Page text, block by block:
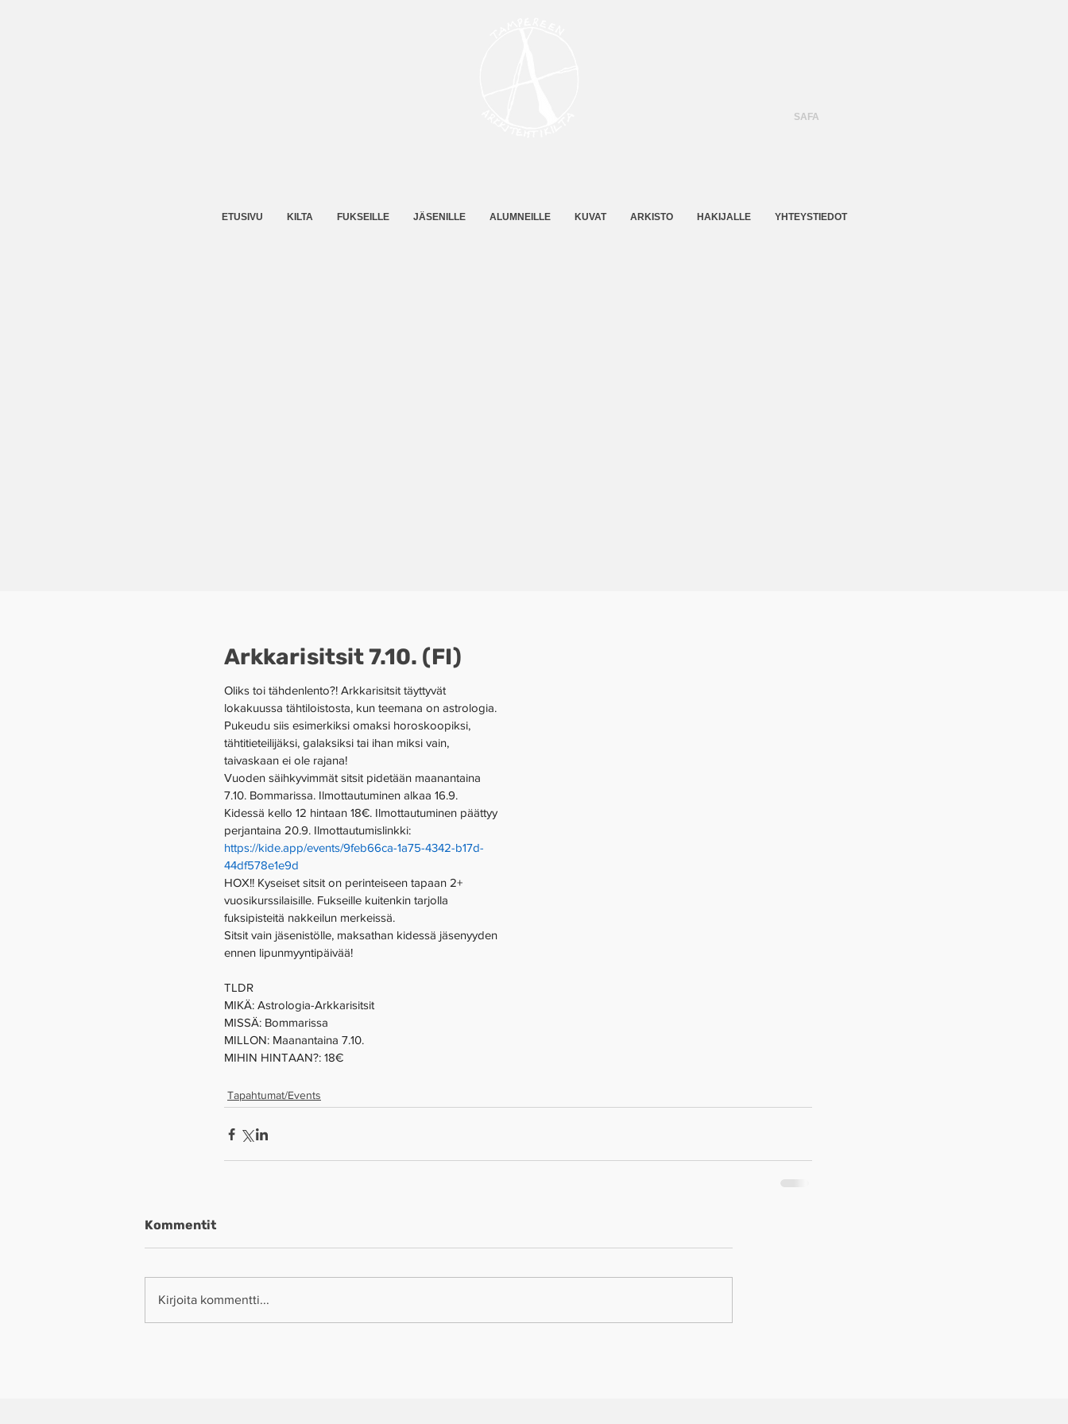
SAFA
Arkkarisitsit 7.10. (FI)
Oliks toi tähdenlento?! Arkkarisitsit täyttyvät
lokakuussa tähtiloistosta, kun teemana on astrologia.
Pukeudu siis esimerkiksi omaksi horoskoopiksi,
tähtitieteilijäksi, galaksiksi tai ihan miksi vain,
taivaskaan ei ole rajana!
Vuoden säihkyvimmät sitsit pidetään maanantaina
7.10. Bommarissa. Ilmottautuminen alkaa 16.9.
Kidessä kello 12 hintaan 18€. Ilmottautuminen päättyy
perjantaina 20.9. Ilmottautumislinkki:
https://kide.app/events/9feb66ca-1a75-4342-b17d-
44df578e1e9d
HOX!! Kyseiset sitsit on perinteiseen tapaan 2+
vuosikurssilaisille. Fukseille kuitenkin tarjolla
fuksipisteitä nakkeilun merkeissä.
Sitsit vain jäsenistölle, maksathan kidessä jäsenyyden
ennen lipunmyyntipäivää!
TLDR
MIKÄ: Astrologia-Arkkarisitsit
MISSÄ: Bommarissa
MILLON: Maanantaina 7.10.
MIHIN HINTAAN?: 18€
Tapahtumat/Events
Kommentit
Kirjoita kommentti...
ETUSIVU KILTA FUKSEILLE JÄSENILLE ALUMNEILLE KUVAT ARKISTO HAKIJALLE YHTEYSTIEDOT